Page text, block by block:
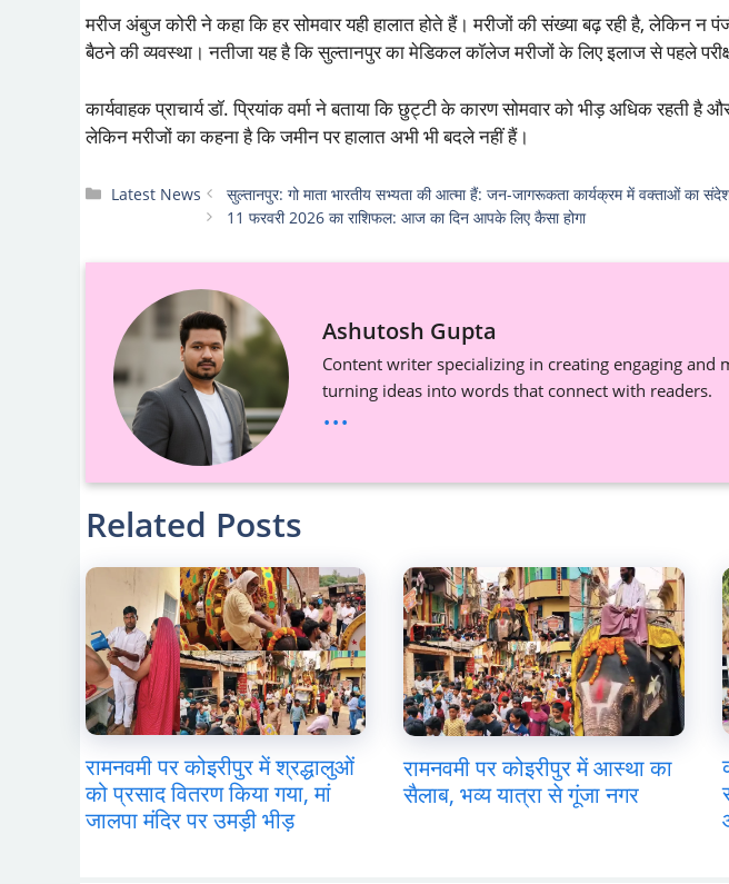
मरीज अंबुज कोरी ने कहा कि हर सोमवार यही हालात होते हैं। मरीजों की संख्या बढ़ रही है, लेकिन
बैठने की व्यवस्था। नतीजा यह है कि सुल्तानपुर का मेडिकल कॉलेज मरीजों के लिए इलाज से पहले
कार्यवाहक प्राचार्य डॉ. प्रियांक वर्मा ने बताया कि छुट्टी के कारण सोमवार को भीड़ अधिक रहती है
लेकिन मरीजों का कहना है कि जमीन पर हालात अभी भी बदले नहीं हैं।
Categories
Latest News
सुल्तानपुर: गो माता भारतीय सभ्यता की आत्मा हैं: जन-जागरूकता कार्यक्रम में वक्ताओं का
11 फरवरी 2026 का राशिफल: आज का दिन आपके लिए कैसा होगा
Ashutosh Gupta
Content writer specializing in creating engaging and
turning ideas into words that connect with readers.
...
Related Posts
रामनवमी पर कोइरीपुर में श्रद्धालुओं
को प्रसाद वितरण किया गया, मां
जालपा मंदिर पर उमड़ी भीड़
रामनवमी पर कोइरीपुर में आस्था का
सैलाब, भव्य यात्रा से गूंजा नगर